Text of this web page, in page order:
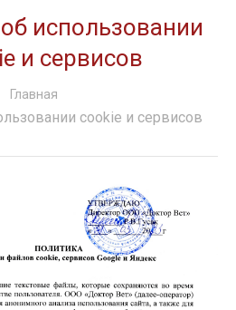
использовании
и сервисов
Главная
cookie и сервисов